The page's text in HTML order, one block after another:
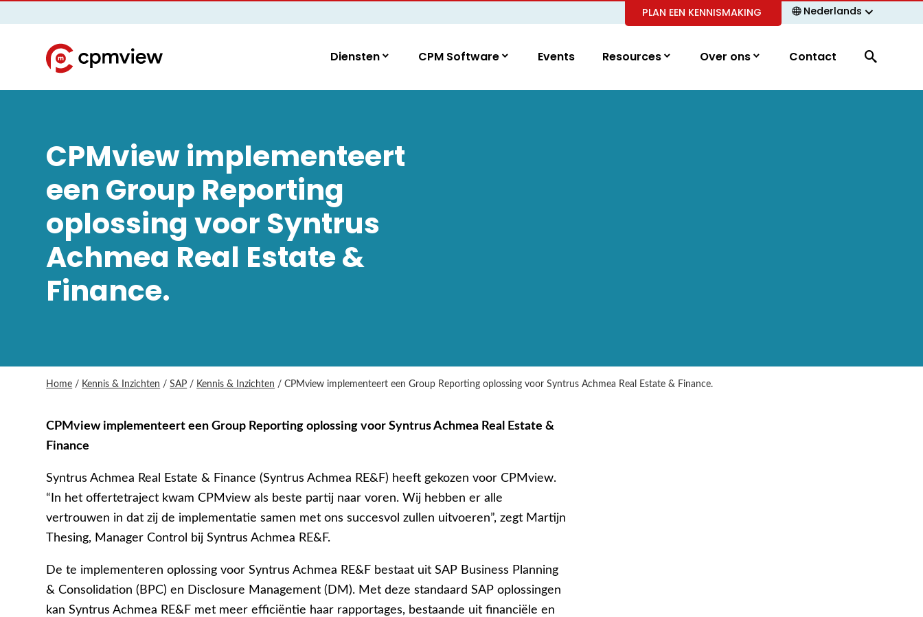
PLAN EEN KENNISMAKING Nederlands
Diensten CPM Software Events Resources Over ons Contact
CPMview implementeert
een Group Reporting
oplossing voor Syntrus
Achmea Real Estate &
Finance.
Home / Kennis & Inzichten /SAP / Kennis & Inzichten /CPMview implementeert een Group Reporting oplossing voor Syntrus Achmea Real Estate & Finance.
CPMview implementeert een Group Reporting oplossing voor Syntrus Achmea Real Estate &
Finance
Syntrus Achmea Real Estate & Finance (Syntrus Achmea RE&F) heeft gekozen voor CPMview.
“In het offertetraject kwam CPMview als beste partij naar voren. Wij hebben er alle
vertrouwen in dat zij de implementatie samen met ons succesvol zullen uitvoeren”, zegt Martijn
Thesing, Manager Control bij Syntrus Achmea RE&F.
De te implementeren oplossing voor Syntrus Achmea RE&F bestaat uit SAP Business Planning
& Consolidation (BPC) en Disclosure Management (DM). Met deze standaard SAP oplossingen
kan Syntrus Achmea RE&F met meer efficiëntie haar rapportages, bestaande uit financiële en